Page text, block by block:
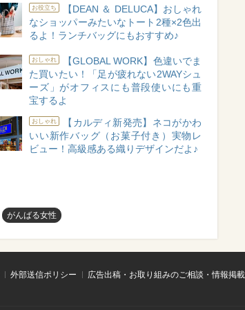
お役立ち
【DEAN ＆ DELUCA】おしゃれ
なショッパーみたいなトート2種×2色出
るよ！ランチバッグにもおすすめ♪
おしゃれ
【GLOBAL WORK】色違いでま
た買いたい！「足が疲れない2WAYシュ
ーズ」がオフィスにも普段使いにも重
宝するよ
おしゃれ
【カルディ新発売】ネコがかわ
いい新作バッグ（お菓子付き）実物レ
ビュー！高級感ある織りデザインだよ♪
がんばる女性
外部送信ポリシー
広告出稿・お取り組みのご相談・情報掲